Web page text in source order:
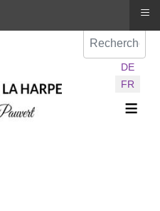
Sélectionnez
DE
FR
≡
≡